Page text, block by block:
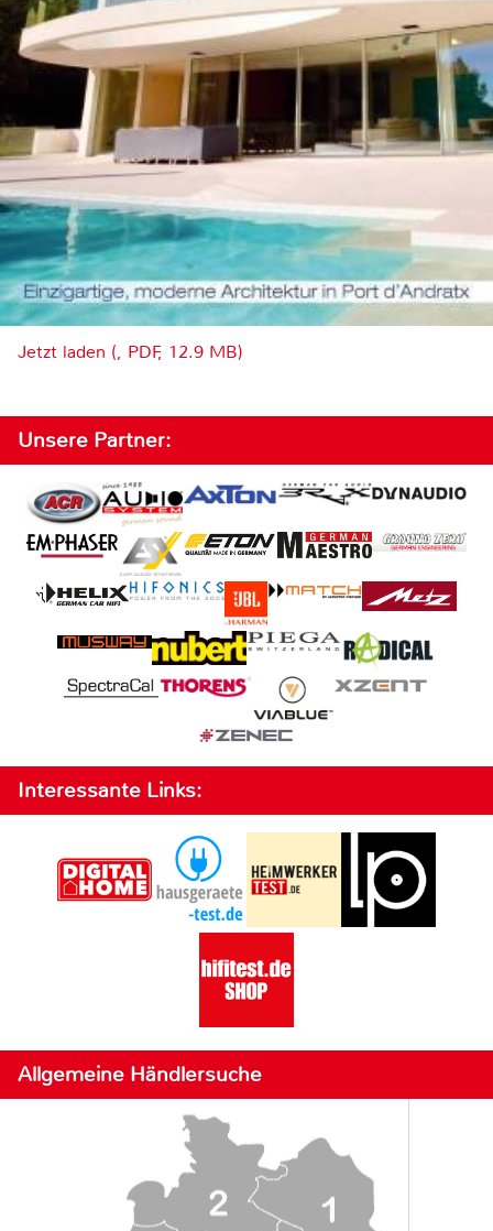
Jetzt laden (, PDF, 12.9 MB)
Unsere Partner:
Interessante Links:
Allgemeine Händlersuche